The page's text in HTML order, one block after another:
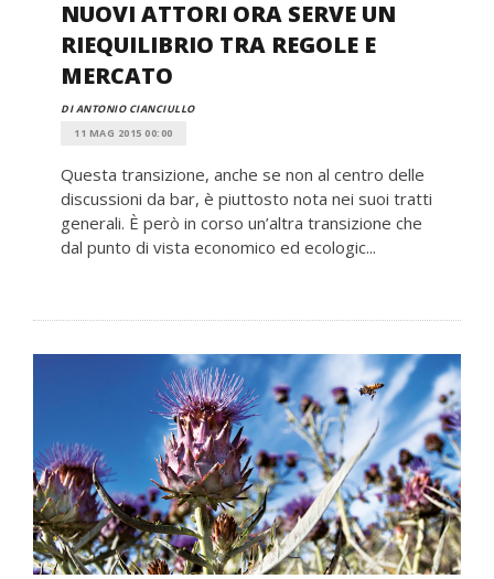
NUOVI ATTORI ORA SERVE UN
RIEQUILIBRIO TRA REGOLE E
MERCATO
DI ANTONIO CIANCIULLO
11 MAG 2015 00:00
Questa transizione, anche se non al centro delle
discussioni da bar, è piuttosto nota nei suoi tratti
generali. È però in corso un’altra transizione che
dal punto di vista economico ed ecologic...